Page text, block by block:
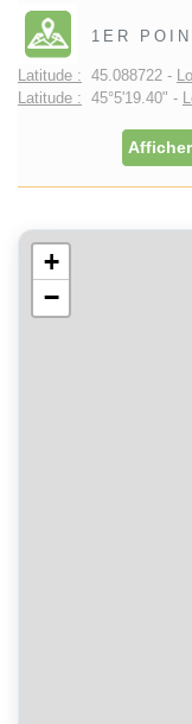
1ER
Latitude : 45.088722 -
Latitude : 45°5'19.40" -
+
−